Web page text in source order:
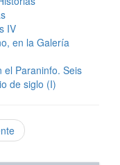
IV
en la Galería
el Paraninfo. Seis
de siglo (I)